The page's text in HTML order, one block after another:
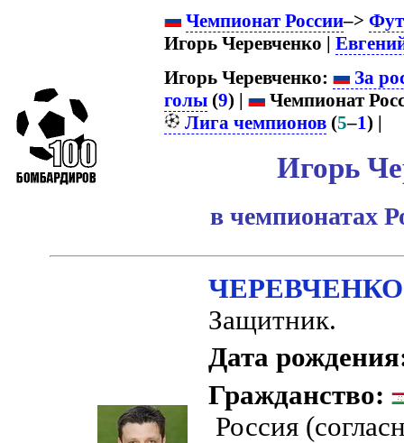
Чемпионат России–>
Игорь Черевченко |
Игорь Черевченко:
За
голы (9) |
Чемпионат
Лига чемпионов (5–1) |
Игорь
в чемпионатах
ЧЕРЕВЧЕНКО
Защитник.
Дата
Гражданство:
Россия